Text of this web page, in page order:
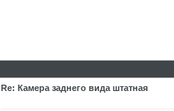
Re: Камера заднего вида штатная